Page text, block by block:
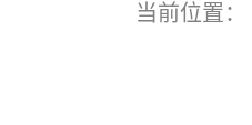
当前位置：